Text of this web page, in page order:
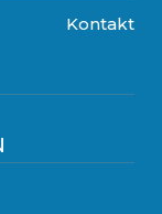
Kontakt